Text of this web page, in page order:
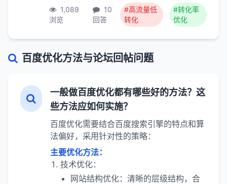
1,089
浏览
10
回答
#高流量低
转化
#转化率
优化
百度优化方法与论坛回帖问题
一般做百度优化都有哪些好的方法？这
些方法应如何实施？
百度优化需要结合百度搜索引擎的特点和算
法偏好，采用针对性的策略：
主要优化方法：
技术优化：
网站结构优化：清晰的层级结构，合